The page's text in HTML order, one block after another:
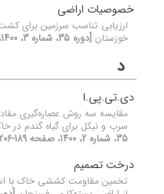
خصوصیات اراضی
ارزیابی تناسب سرزمین برای
خوزستان [دوره 35، شماره 3، 1400، صفحه 217-234]
د
دی.تی.پی.ا
مقایسه سه روش عصاره‌گیری
سرب و نیکل برای گیاه گندم در
35، شماره 2، 1400، صفحه 189-206]
درخت تصمیم
تخمین مقاومت کششی خاک با